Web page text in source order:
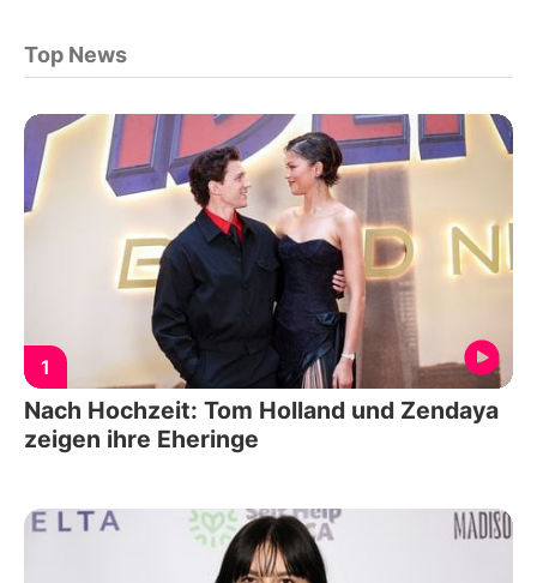
Top News
1
Nach Hochzeit: Tom Holland und Zendaya
zeigen ihre Eheringe